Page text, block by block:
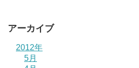
アーカイブ
2012年
5月